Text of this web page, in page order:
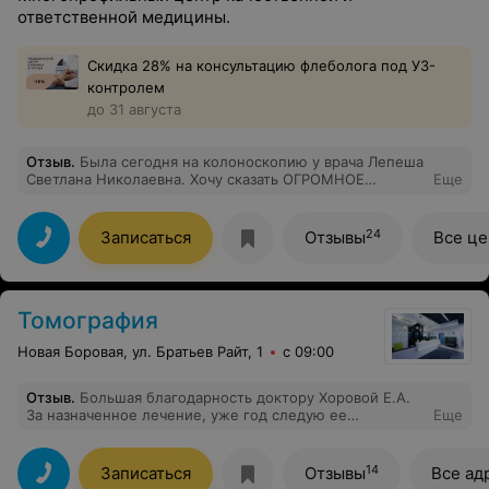
ответственной медицины.
Скидка 28% на консультацию флеболога под УЗ-
контролем
до 31 августа
Отзыв. Была сегодня на колоноскопию у врача Лепеша
Светлана Николаевна. Хочу сказать ОГРОМНОЕ
помогает сделать такую процедуру, как колоноскопия,
максимально комфортной и безболезненной. Теперь
только сюда буду обращаться)))))
Еще
Записаться Отзывы24 Все
Томография
Новая Боровая, ул. Братьев Райт, 1 с 09:00
Отзыв. Большая благодарность доктору Хоровой Е.А.
За назначенное лечение, уже год следую ее
большое!
Еще
Записаться Отзывы14 Все